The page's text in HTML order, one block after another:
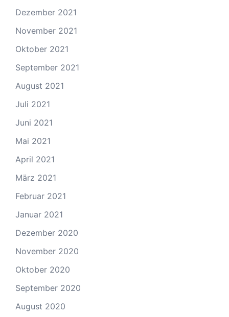
Dezember 2021
November 2021
Oktober 2021
September 2021
August 2021
Juli 2021
Juni 2021
Mai 2021
April 2021
März 2021
Februar 2021
Januar 2021
Dezember 2020
November 2020
Oktober 2020
September 2020
August 2020